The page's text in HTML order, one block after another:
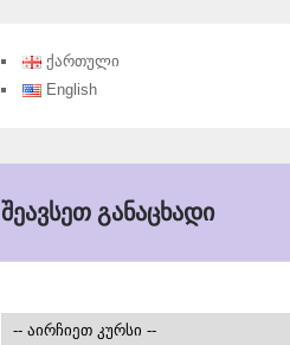
ქართული
English
ᲨᲔᲐᲕᲡᲔᲗ ᲒᲐᲜᲐᲪᲮᲐᲓᲘ